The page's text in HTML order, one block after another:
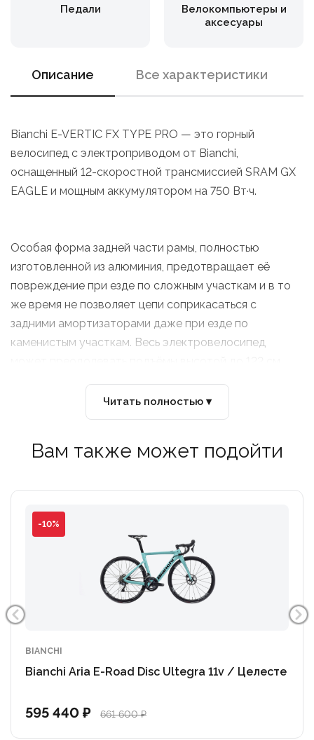
Педали
Велокомпьютеры и
аксесуары
Описание Все характеристики
Bianchi E-VERTIC FX TYPE PRO — это горный
велосипед с электроприводом от Bianchi,
оснащенный 12-скоростной трансмиссией SRAM GX
EAGLE и мощным аккумулятором на 750 Вт·ч.
Особая форма задней части рамы, полностью
изготовленной из алюминия, предотвращает её
повреждение при езде по сложным участкам и в то
же время не позволяет цепи соприкасаться с
задними амортизаторами даже при езде по
каменистым участкам. Весь электровелосипед
Читать полностью ▾
Вам также может подойти
-10%
BIANCHI
Bianchi Aria E-Road Disc Ultegra 11v / Целесте
595 440 ₽ 661 600 ₽